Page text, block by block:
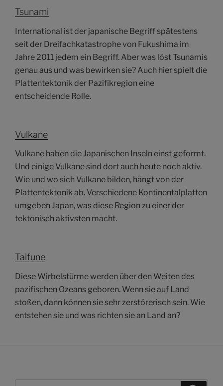
Tsunami
International ist der japanische Begriff spätestens
seit der Dreifachkatastrophe von Fukushima im
Jahre 2011 jedem ein Begriff. Aber was löst Tsunamis
genau aus und was bewirken sie? Auch hier spielt die
Plattentektonik der Pazifikregion eine
entscheidende Rolle.
Vulkane
Vulkane haben die Japanischen Inseln einst geformt.
Und einige Vulkane sind dort auch heute noch aktiv.
Wie und wo sich Vulkane bilden, hängt von der
Plattentektonik ab. Verschiedene Kontinentalplatten
umgeben Japan, was diese Region zu einer der
tektonisch aktivsten macht.
Taifune
Diese Wirbelstürme werden über den Weiten des
pazifischen Ozeans geboren. Wenn sie auf Land
stoßen, dann können sie sehr zerstörerisch sein. Wie
entstehen sie und was richten sie an Land an?